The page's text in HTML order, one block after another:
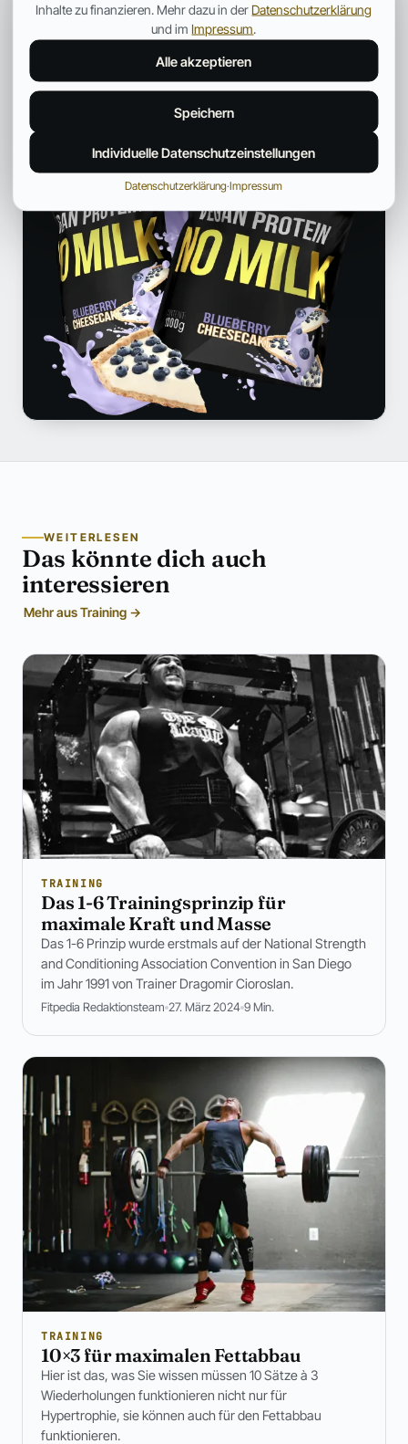
ANZEIGE
WEITERLESEN
Das könnte dich auch
interessieren
Mehr aus Training →
TRAINING
Das 1-6 Trainingsprinzip für
maximale Kraft und Masse
Das 1-6 Prinzip wurde erstmals auf der National Strength
and Conditioning Association Convention in San Diego
im Jahr 1991 von Trainer Dragomir Cioroslan.
Fitpedia Redaktionsteam 27. März 2024 9 Min.
TRAINING
10×3 für maximalen Fettabbau
Hier ist das, was Sie wissen müssen 10 Sätze à 3
Wiederholungen funktionieren nicht nur für
Hypertrophie, sie können auch für den Fettabbau
funktionieren.
Inhalte zu finanzieren. Mehr dazu in der Datenschutzerklärung
und im Impressum.
Alle akzeptieren
Speichern
Individuelle Datenschutzeinstellungen
Datenschutzerklärung·Impressum